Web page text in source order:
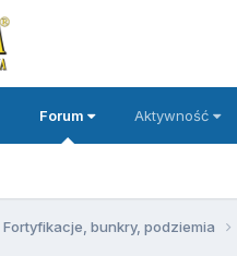
Forum Aktywność
Fortyfikacje, bunkry, podziemia